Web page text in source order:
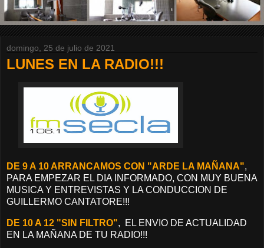
domingo, 25 de julio de 2021
LUNES EN LA RADIO!!!
DE 9 A 10 ARRANCAMOS CON "ARDE LA MAÑANA",
PARA EMPEZAR EL DIA INFORMADO, CON MUY BUENA
MUSICA Y ENTREVISTAS Y LA CONDUCCION DE
GUILLERMO CANTATORE!!!
DE 10 A 12 "SIN FILTRO", EL ENVIO DE ACTUALIDAD
EN LA MAÑANA DE TU RADIO!!!